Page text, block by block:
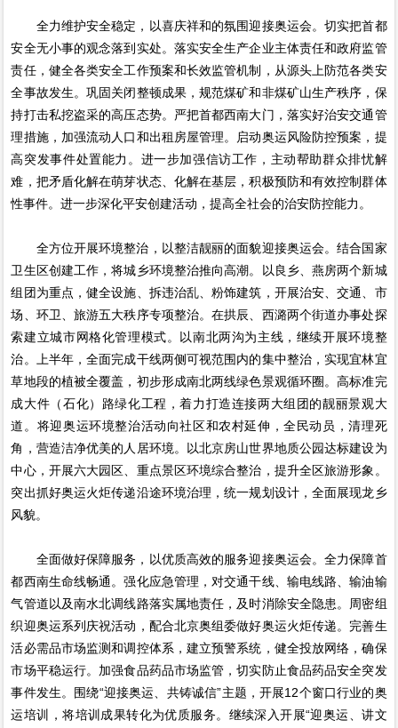
全力维护安全稳定，以喜庆祥和的氛围迎接奥运会。切实把首都
安全无小事的观念落到实处。落实安全生产企业主体责任和政府监管
责任，健全各类安全工作预案和长效监管机制，从源头上防范各类安
全事故发生。巩固关闭整顿成果，规范煤矿和非煤矿山生产秩序，保
持打击私挖盗采的高压态势。严把首都西南大门，落实好治安交通管
理措施，加强流动人口和出租房屋管理。启动奥运风险防控预案，提
高突发事件处置能力。进一步加强信访工作，主动帮助群众排忧解
难，把矛盾化解在萌芽状态、化解在基层，积极预防和有效控制群体
性事件。进一步深化平安创建活动，提高全社会的治安防控能力。
全方位开展环境整治，以整洁靓丽的面貌迎接奥运会。结合国家
卫生区创建工作，将城乡环境整治推向高潮。以良乡、燕房两个新城
组团为重点，健全设施、拆违治乱、粉饰建筑，开展治安、交通、市
场、环卫、旅游五大秩序专项整治。在拱辰、西潞两个街道办事处探
索建立城市网格化管理模式。以南北两沟为主线，继续开展环境整
治。上半年，全面完成干线两侧可视范围内的集中整治，实现宜林宜
草地段的植被全覆盖，初步形成南北两线绿色景观循环圈。高标准完
成大件（石化）路绿化工程，着力打造连接两大组团的靓丽景观大
道。将迎奥运环境整治活动向社区和农村延伸，全民动员，清理死
角，营造洁净优美的人居环境。以北京房山世界地质公园达标建设为
中心，开展六大园区、重点景区环境综合整治，提升全区旅游形象。
突出抓好奥运火炬传递沿途环境治理，统一规划设计，全面展现龙乡
风貌。
全面做好保障服务，以优质高效的服务迎接奥运会。全力保障首
都西南生命线畅通。强化应急管理，对交通干线、输电线路、输油输
气管道以及南水北调线路落实属地责任，及时消除安全隐患。周密组
织迎奥运系列庆祝活动，配合北京奥组委做好奥运火炬传递。完善生
活必需品市场监测和调控体系，建立预警系统，健全投放网络，确保
市场平稳运行。加强食品药品市场监管，切实防止食品药品安全突发
事件发生。围绕“迎接奥运、共铸诚信”主题，开展12个窗口行业的奥
运培训，将培训成果转化为优质服务。继续深入开展“迎奥运、讲文